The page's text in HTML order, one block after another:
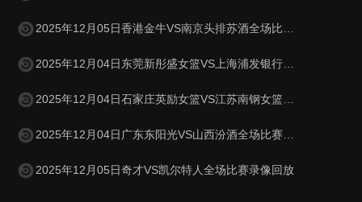
2025年12月05日香港金牛VS南京头排苏酒全场比赛录像回放
2025年12月04日东莞新彤盛女篮VS上海浦发银行女篮全场比赛录像回放
2025年12月04日石家庄英励女篮VS江苏南钢女篮全场比赛录像回放
2025年12月04日广东东阳光VS山西汾酒全场比赛录像回放
2025年12月05日奇才VS凯尔特人全场比赛录像回放